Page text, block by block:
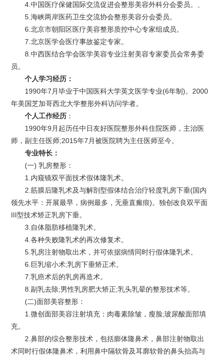
4.中国医疗保健国际交流促进会整形美容外科分会委员。、
5.海峡两岸医药卫生交流协会整形美容分会委员。
6.北京市朝阳区医疗美容整形质控中心专家组成员。
7.北京医学会医疗事故鉴定专家。
8.中西医结合学会医学美容专业注射美容专家委员会常务委
员。
个人学习经历：
1990年7月毕业于中国医科大学英文医学专业(6年制)。2000
年美国芝加哥西北大学整形外科访问学者。
个人工作经历 ：
1990年9月起历任中日友好医院整形外科住院医师，主治医
师，副主任医师;2015年7月被医院聘为主任医师至今。
专业特长：
(一) 乳房整形：
1.内窥镜双平面技术假体隆乳术。
2.筋膜后隆乳术及与解剖型假体结合治疗轻度乳房下垂(国内
领先水平：开展最早，病例最多，无垂直瘢痕)。独创改良双平面
III型技术矫正乳房下垂。
3.自体脂肪移植隆乳术。
4.各种失败隆乳术的再次修复术。
5.乳房注射物取出术，并可依据病情同时行假体隆乳术。
6.巨乳缩小术;乳房下垂矫正术。
7.乳癌术后的乳房再造术。
8.副乳去除;男性乳房肥大矫正;乳头乳晕的整形技术等。
(二)面部美容整形：
1.微创面部美容注射填充：肉毒素除皱，瘦脸;玻尿酸面部填
充。
2.鼻部的综合整形技术，包括膨体隆鼻术，鼻部注射物取出
术同时行假体隆鼻术，利用鼻中隔软骨及耳廓软骨的鼻头抬高与